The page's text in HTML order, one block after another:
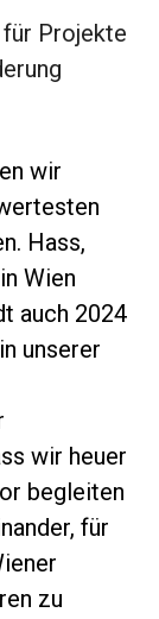
Projekte
wir
Hass,
Wien
auch 2024
unserer
wir heuer
begleiten
für
zu